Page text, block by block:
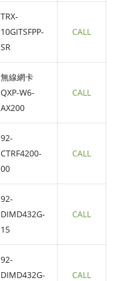
TRX-
10GITSFPP-
SR
CALL
無線網卡
QXP-W6-
AX200
CALL
92-
CTRF4200-
00
CALL
92-
DIMD432G-
15
CALL
92-
DIMD432G-
CALL